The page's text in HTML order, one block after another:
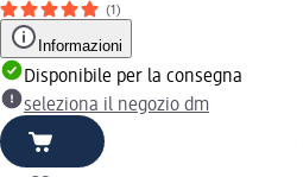
(1)
Informazioni
Disponibile per la consegna
seleziona il negozio dm